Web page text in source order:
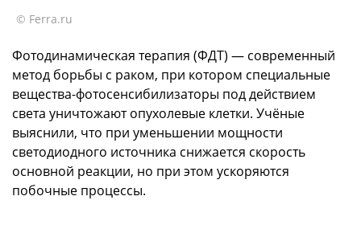
© Ferra.ru
Фотодинамическая терапия (ФДТ) — современный
метод борьбы с раком, при котором специальные
вещества-фотосенсибилизаторы под действием
света уничтожают опухолевые клетки. Учёные
выяснили, что при уменьшении мощности
светодиодного источника снижается скорость
основной реакции, но при этом ускоряются
побочные процессы.